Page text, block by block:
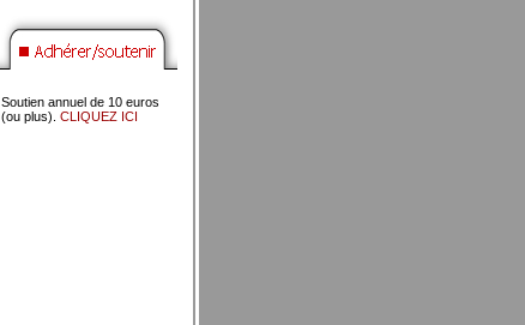
Soutien annuel de 10 euros
(ou plus). CLIQUEZ ICI